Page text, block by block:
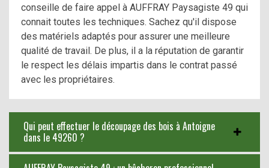
conseille de faire appel à AUFFRAY Paysagiste 49 qui
connait toutes les techniques. Sachez qu'il dispose
des matériels adaptés pour assurer une meilleure
qualité de travail. De plus, il a la réputation de garantir
le respect les délais impartis dans le contrat passé
avec les propriétaires.
Qui peut effectuer le découpage des bois à Antoigne
dans le 49260 ?